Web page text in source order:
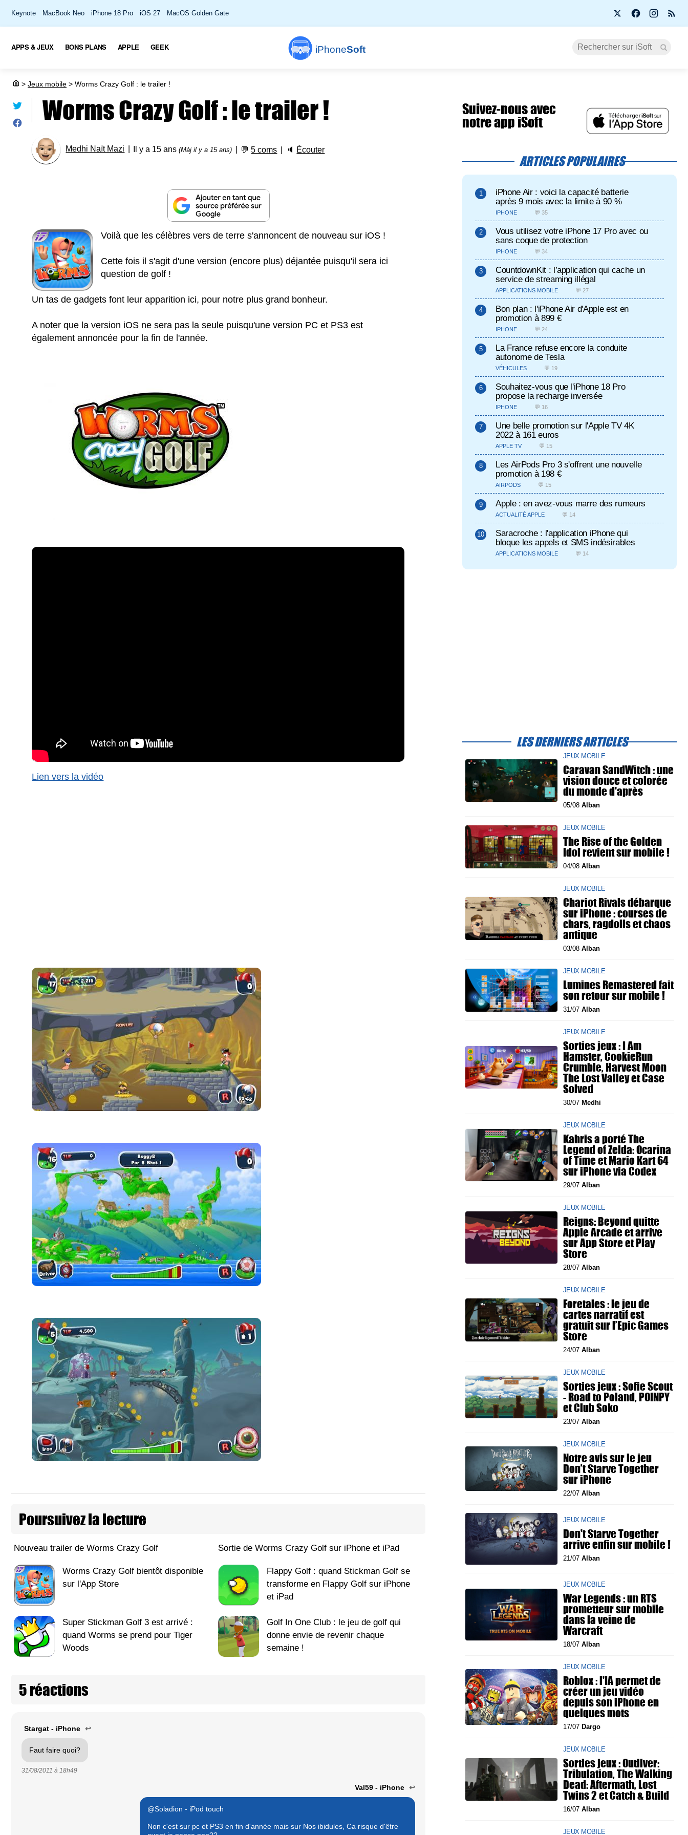
Keynote MacBook Neo iPhone 18 Pro iOS 27 MacOS Golden Gate
iPhoneSoft
APPS & JEUX BONS PLANS APPLE GEEK
> Jeux mobile > Worms Crazy Golf : le trailer !
Worms Crazy Golf : le trailer !
Medhi Naït Mazi Il y a 15 ans(Màj il y a 15 ans) 💬5 coms 🔈 Écouter
Voilà que les célèbres vers de terre s'annoncent de nouveau sur iOS !
Cette fois il s'agit d'une version (encore plus) déjantée puisqu'il sera ici
question de golf !
Un tas de gadgets font leur apparition ici, pour notre plus grand bonheur.
A noter que la version iOS ne sera pas la seule puisqu'une version PC et PS3 est
également annoncée pour la fin de l'année.
Lien vers la vidéo
Poursuivez la lecture
Nouveau trailer de Worms Crazy Golf Sortie de Worms Crazy Golf sur iPhone et iPad
Worms Crazy Golf bientôt disponible
sur l'App Store
Flappy Golf : quand Stickman Golf se
transforme en Flappy Golf sur iPhone
et iPad
Super Stickman Golf 3 est arrivé :
quand Worms se prend pour Tiger
Woods
Golf In One Club : le jeu de golf qui
donne envie de revenir chaque
semaine !
5 réactions
Stargat - iPhone ↩
Faut faire quoi?
31/08/2011 à 18h49
Val59 - iPhone ↩
@Soladion - iPod touch
Non c'est sur pc et PS3 en fin d'année mais sur Nos ibidules, Ca risque d'être
Suivez-nous avec
notre app iSoft
ARTICLES POPULAIRES
iPhone Air : voici la capacité batterie
après 9 mois avec la limite à 90 %
IPHONE 💬 35
Vous utilisez votre iPhone 17 Pro avec ou
sans coque de protection
IPHONE 💬 34
CountdownKit : l’application qui cache un
service de streaming illégal
APPLICATIONS MOBILE 💬 27
Bon plan : l'iPhone Air d'Apple est en
promotion à 899 €
IPHONE 💬 24
La France refuse encore la conduite
autonome de Tesla
VÉHICULES 💬 19
Souhaitez-vous que l'iPhone 18 Pro
propose la recharge inversée
IPHONE 💬 16
Une belle promotion sur l'Apple TV 4K
2022 à 161 euros
APPLE TV 💬 15
Les AirPods Pro 3 s'offrent une nouvelle
promotion à 198 €
AIRPODS 💬 15
Apple : en avez-vous marre des rumeurs
ACTUALITÉ APPLE 💬 14
Saracroche : l'application iPhone qui
bloque les appels et SMS indésirables
APPLICATIONS MOBILE 💬 14
LES DERNIERS ARTICLES
JEUX MOBILE
Caravan SandWitch : une
vision douce et colorée
du monde d'après
05/08 Alban
JEUX MOBILE
The Rise of the Golden
Idol revient sur mobile !
04/08 Alban
JEUX MOBILE
Chariot Rivals débarque
sur iPhone : courses de
chars, ragdolls et chaos
antique
03/08 Alban
JEUX MOBILE
Lumines Remastered fait
son retour sur mobile !
31/07 Alban
JEUX MOBILE
Sorties jeux : I Am
Hamster, CookieRun
Crumble, Harvest Moon
The Lost Valley et Case
Solved
30/07 Medhi
JEUX MOBILE
Kahris a porté The
Legend of Zelda: Ocarina
of Time et Mario Kart 64
sur iPhone via Codex
29/07 Alban
JEUX MOBILE
Reigns: Beyond quitte
Apple Arcade et arrive
sur App Store et Play
Store
28/07 Alban
JEUX MOBILE
Foretales : le jeu de
cartes narratif est
gratuit sur l’Epic Games
Store
24/07 Alban
JEUX MOBILE
Sorties jeux : Sofie Scout
- Road to Poland, POINPY
et Club Soko
23/07 Alban
JEUX MOBILE
Notre avis sur le jeu
Don’t Starve Together
sur iPhone
22/07 Alban
JEUX MOBILE
Don't Starve Together
arrive enfin sur mobile !
21/07 Alban
JEUX MOBILE
War Legends : un RTS
prometteur sur mobile
dans la veine de
Warcraft
18/07 Alban
JEUX MOBILE
Roblox : l'IA permet de
créer un jeu vidéo
depuis son iPhone en
quelques mots
17/07 Dargo
JEUX MOBILE
Sorties jeux : Outliver:
Tribulation, The Walking
Dead: Aftermath, Lost
Twins 2 et Catch & Build
16/07 Alban
JEUX MOBILE